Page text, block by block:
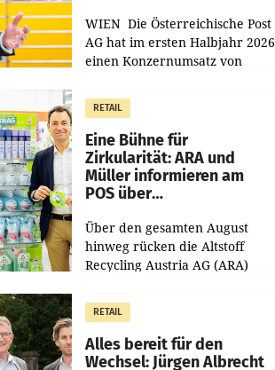
WIEN Die Österreichische Post
AG hat im ersten Halbjahr 2026
einen Konzernumsatz von
erwirtschaftet, was einem Plus
von 3,8 Prozent gegenüber
dem Vergleichszeitraum
RETAIL
Eine Bühne für
Zirkularität: ARA und
Müller informieren am
POS über
Über den gesamten August
hinweg rücken die Altstoff
Recycling Austria AG (ARA)
Müller die Initiative „Kreislauf-
Helden“ in allen
österreichischen Müller-Filialen
RETAIL
Alles bereit für den
Wechsel: Jürgen Albrecht